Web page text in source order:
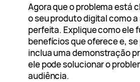
Agora que o problema está
o seu produto digital como
perfeita. Explique como ele
benefícios que oferece e, se
inclua uma demonstração
ele pode solucionar o
audiência.